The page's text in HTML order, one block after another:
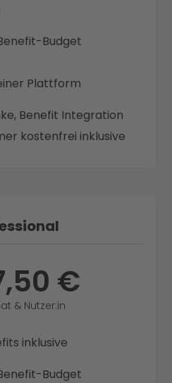
Budget
Plattform
Benefit Integration
kostenfrei inklusive
€
& Nutzer:in
inklusive
Budget